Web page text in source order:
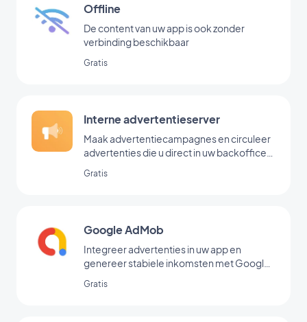
Offline
De content van uw app is ook zonder
verbinding beschikbaar
Gratis
Interne advertentieserver
Maak advertentiecampagnes en circuleer
advertenties die u direct in uw backoffice
Gratis
Google AdMob
Integreer advertenties in uw app en
genereer stabiele inkomsten met Google
Gratis